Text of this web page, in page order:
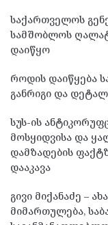
საქართველოს
სამშობლოს
დაიწყო
როდის დაიწყება
განრიგი და
სუს-ის
მოსყიდვისა და
დამზადების
დააკავა
გივი მიქანაძე –
მიმართულება,